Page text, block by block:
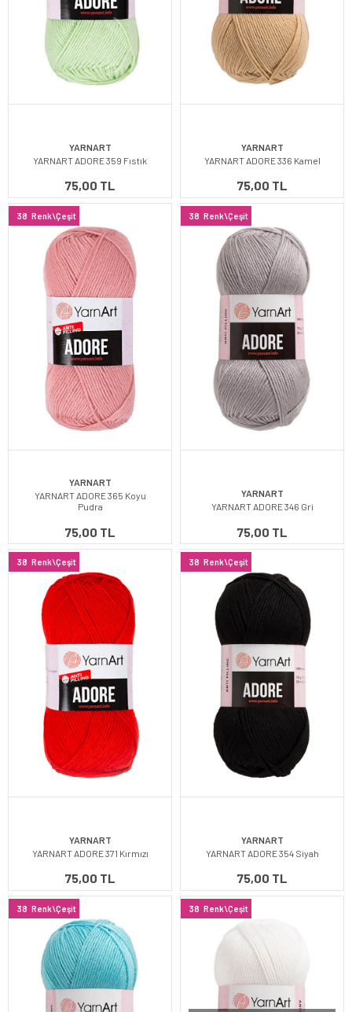
YARNART
YARNART ADORE 359 Fıstık
75,00 TL
YARNART
YARNART ADORE 336 Kamel
75,00 TL
38 Renk\Çeşit
YARNART
YARNART ADORE 365 Koyu
Pudra
75,00 TL
38 Renk\Çeşit
YARNART
YARNART ADORE 346 Gri
75,00 TL
38 Renk\Çeşit
YARNART
YARNART ADORE 371 Kırmızı
75,00 TL
38 Renk\Çeşit
YARNART
YARNART ADORE 354 Siyah
75,00 TL
38 Renk\Çeşit 38 Renk\Çeşit